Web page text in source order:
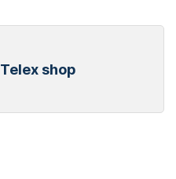
Telex shop